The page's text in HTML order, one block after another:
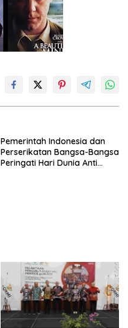
Pemerintah Indonesia dan
Perserikatan Bangsa-Bangsa
Peringati Hari Dunia Anti